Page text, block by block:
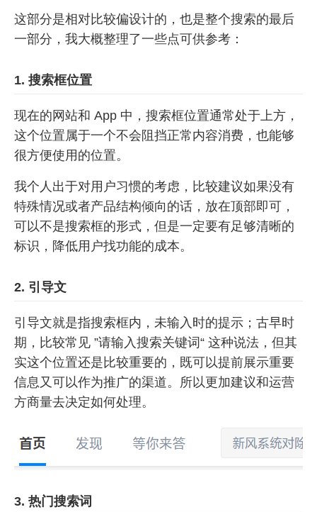
这部分是相对比较偏设计的，也是整个搜索的最后
一部分，我大概整理了一些点可供参考：
1. 搜索框位置
现在的网站和 App 中，搜索框位置通常处于上方，
这个位置属于一个不会阻挡正常内容消费，也能够
很方便使用的位置。
我个人出于对用户习惯的考虑，比较建议如果没有
特殊情况或者产品结构倾向的话，放在顶部即可，
可以不是搜索框的形式，但是一定要有足够清晰的
标识，降低用户找功能的成本。
2. 引导文
引导文就是指搜索框内，未输入时的提示；古早时
期，比较常见 ”请输入搜索关键词“ 这种说法，但其
实这个位置还是比较重要的，既可以提前展示重要
信息又可以作为推广的渠道。所以更加建议和运营
方商量去决定如何处理。
3. 热门搜索词